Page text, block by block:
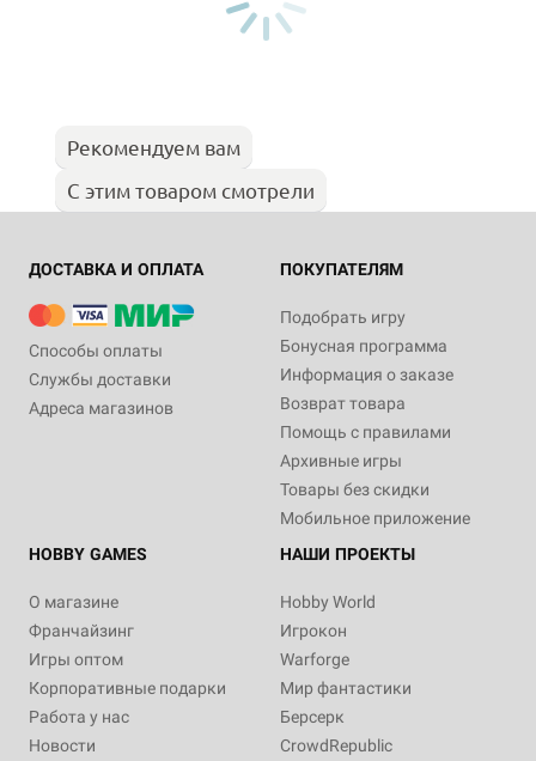
Рекомендуем вам
С этим товаром смотрели
ДОСТАВКА И ОПЛАТА
Способы оплаты
Службы доставки
Адреса магазинов
ПОКУПАТЕЛЯМ
Подобрать игру
Бонусная программа
Информация о заказе
Возврат товара
Помощь с правилами
Архивные игры
Товары без скидки
Мобильное приложение
HOBBY GAMES
О магазине
Франчайзинг
Игры оптом
Корпоративные подарки
Работа у нас
Новости
НАШИ ПРОЕКТЫ
Hobby World
Игрокон
Warforge
Мир фантастики
Берсерк
CrowdRepublic